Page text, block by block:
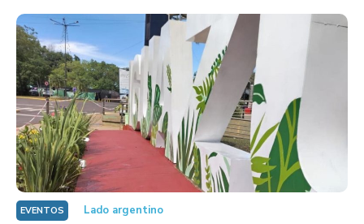
EVENTOS Lado argentino